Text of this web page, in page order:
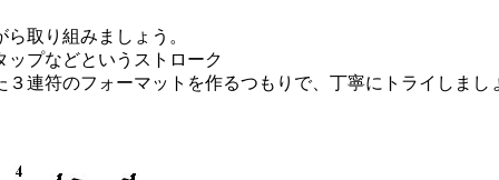
取り組みましょう。
プなどというストローク
連符のフォーマットを作るつもりで、丁寧にトライしまし